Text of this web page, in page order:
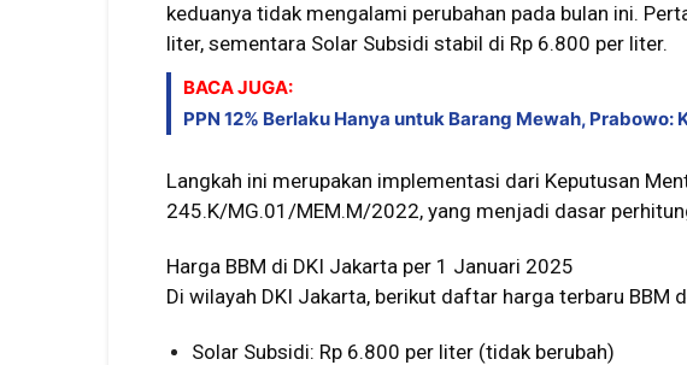
keduanya tidak mengalami perubahan pada bulan ini.
liter, sementara Solar Subsidi stabil di Rp 6.800 per liter.
BACA JUGA:
PPN 12% Berlaku Hanya untuk Barang Mewah, Prabowo:
Langkah ini merupakan implementasi dari Keputusan
245.K/MG.01/MEM.M/2022, yang menjadi dasar
Harga BBM di DKI Jakarta per 1 Januari 2025
Di wilayah DKI Jakarta, berikut daftar harga terbaru BBM
Solar Subsidi: Rp 6.800 per liter (tidak berubah)